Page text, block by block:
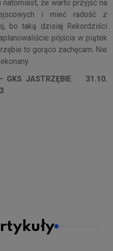
że warto przyjść na
i mieć radość z
bo taką dzisiaj Rekordziści
pójścia w piątek
to gorąco zachęcam. Nie
– GKS JASTRZĘBIE 31.10.